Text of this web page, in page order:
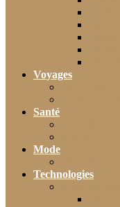
Voyages
Santé
Mode
Technologies